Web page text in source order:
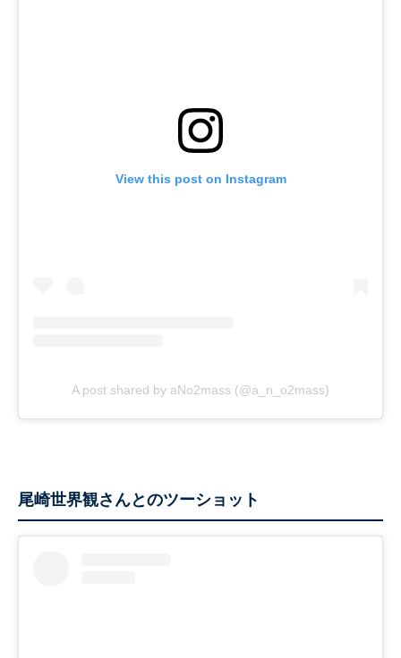
View this post on Instagram
A post shared by aNo2mass (@a_n_o2mass)
尾崎世界観さんとのツーショット